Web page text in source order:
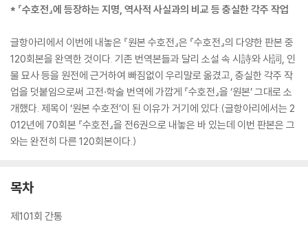
* 『수호전』에 등장하는 지명, 역사적 사실과의 비교 등 충실한 각주 작업
글항아리에서 이번에 내놓은 『원본 수호전』은 『수호전』의 다양한 판본 중
120회본을 완역한 것이다. 기존 번역본들과 달리 소설 속 시詩와 사詞, 인
물 묘사 등을 원전에 근거하여 빠짐없이 우리말로 옮겼고, 충실한 각주 작
업을 덧붙임으로써 고전·학술 번역에 가깝게 『수호전』을 ‘원본’ 그대로 소
개했다. 제목이 ‘원본 수호전’이 된 이유가 거기에 있다.(글항아리에서는 2
012년에 70회본 『수호전』을 전6권으로 내놓은 바 있는데 이번 판본은 그
와는 완전히 다른 120회본이다.)
목차
제101회 간통